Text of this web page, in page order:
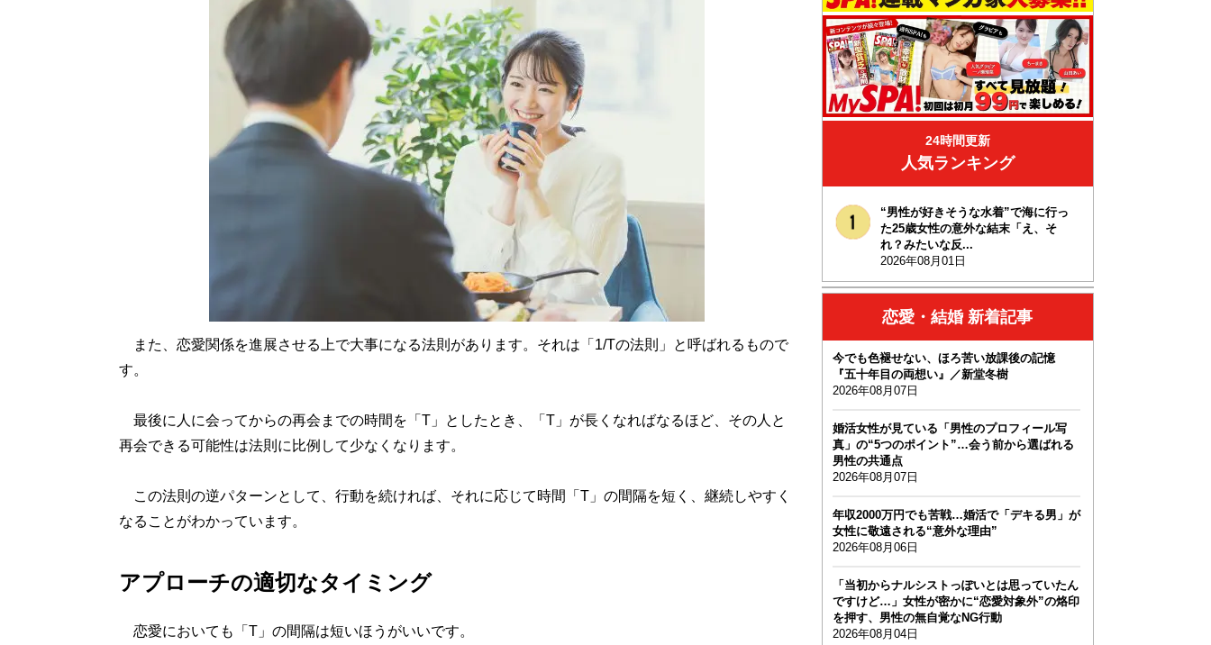
また、恋愛関係を進展させる上で大事になる法則があります。それは「1/Tの法則」と呼ばれるもので
す。
最後に人に会ってからの再会までの時間を「T」としたとき、「T」が長くなればなるほど、その人と
再会できる可能性は法則に比例して少なくなります。
この法則の逆パターンとして、行動を続ければ、それに応じて時間「T」の間隔を短く、継続しやすく
なることがわかっています。
アプローチの適切なタイミング
恋愛においても「T」の間隔は短いほうがいいです。
24時間更新
人気ランキング
“男性が好きそうな水着”で海に行っ
た25歳女性の意外な結末「え、そ
れ？みたいな反...
2026年08月01日
恋愛・結婚 新着記事
今でも色褪せない、ほろ苦い放課後の記憶
『五十年目の両想い』／新堂冬樹
2026年08月07日
婚活女性が見ている「男性のプロフィール写
真」の“5つのポイント”…会う前から選ばれる
男性の共通点
2026年08月07日
年収2000万円でも苦戦…婚活で「デキる男」が
女性に敬遠される“意外な理由”
2026年08月06日
「当初からナルシストっぽいとは思っていたん
ですけど…」女性が密かに“恋愛対象外”の烙印
を押す、男性の無自覚なNG行動
2026年08月04日